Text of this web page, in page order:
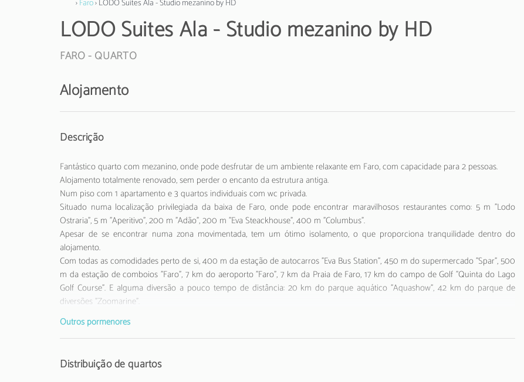
›Faro› LODO Suites Ala - Studio mezanino by HD
LODO Suites Ala - Studio mezanino by HD
FARO - QUARTO
Alojamento
Descrição
Fantástico quarto com mezanino, onde pode desfrutar de um ambiente relaxante em Faro, com capacidade para 2 pessoas.
Alojamento totalmente renovado, sem perder o encanto da estrutura antiga.
Num piso com 1 apartamento e 3 quartos individuais com wc privada.
Situado numa localização privilegiada da baixa de Faro, onde pode encontrar maravilhosos restaurantes como: 5 m "Lodo
Ostraria", 5 m "Aperitivo", 200 m "Adão", 200 m "Eva Steackhouse", 400 m "Columbus".
Apesar de se encontrar numa zona movimentada, tem um ótimo isolamento, o que proporciona tranquilidade dentro do
alojamento.
Com todas as comodidades perto de si, 400 m da estação de autocarros "Eva Bus Station", 450 m do supermercado "Spar", 500
m da estação de comboios "Faro", 7 km do aeroporto "Faro", 7 km da Praia de Faro, 17 km do campo de Golf "Quinta do Lago
Golf Course". E alguma diversão a pouco tempo de distância: 20 km do parque aquático "Aquashow", 42 km do parque de
diversões "Zoomarine".
Dispõe de vaporeta engomadora, acesso internet (wifi), secador de cabelo, ar-condicionado, 1 Televisão com canais satélite.
Este alojamento não aceita jovens menores de 25 anos.
Outros pormenores
Distribuição de quartos